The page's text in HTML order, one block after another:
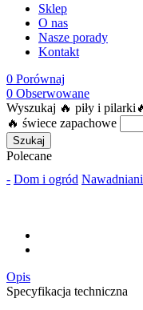
Sklep
O nas
Nasze porady
Kontakt
0 Porównaj
0 Obserwowane
Wyszukaj 🔥 piły i pilarki
🔥 świece zapachowe
Szukaj
Polecane
- Dom i ogród
Opis
Specyfikacja techniczna